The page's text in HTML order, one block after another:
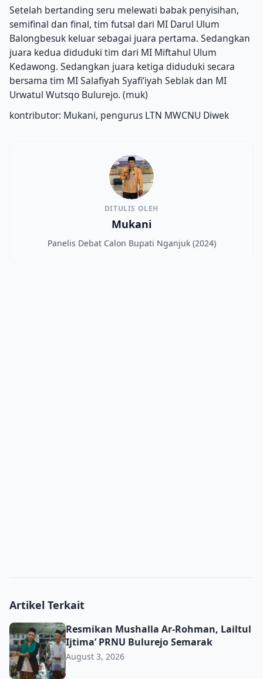
Setelah bertanding seru melewati babak penyisihan,
semifinal dan final, tim futsal dari MI Darul Ulum
Balongbesuk keluar sebagai juara pertama. Sedangkan
juara kedua diduduki tim dari MI Miftahul Ulum
Kedawong. Sedangkan juara ketiga diduduki secara
bersama tim MI Salafiyah Syafi’iyah Seblak dan MI
Urwatul Wutsqo Bulurejo. (muk)
kontributor: Mukani, pengurus LTN MWCNU Diwek
DITULIS OLEH
Mukani
Panelis Debat Calon Bupati Nganjuk (2024)
Artikel Terkait
Resmikan Mushalla Ar-Rohman, Lailtul Ijtima’ PRNU
Resmikan Mushalla Ar-Rohman, Lailtul
Ijtima’ PRNU Bulurejo Semarak
August 3, 2026